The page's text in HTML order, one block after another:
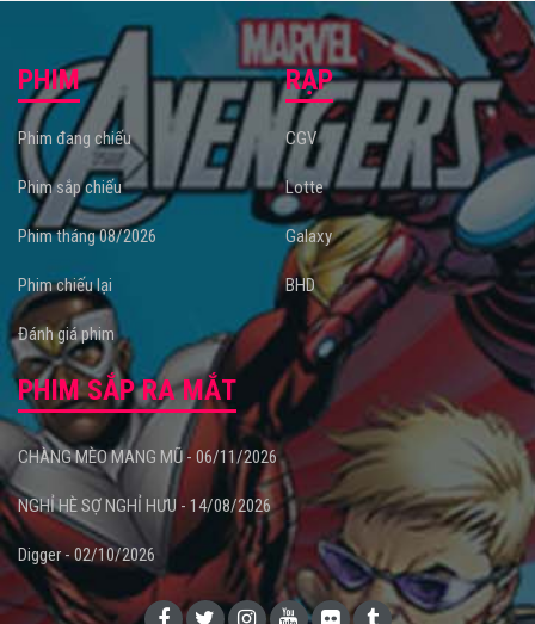
PHIM
Phim đang chiếu
Phim sắp chiếu
Phim tháng 08/2026
Phim chiếu lại
Đánh giá phim
RẠP
CGV
Lotte
Galaxy
BHD
PHIM SẮP RA MẮT
CHÀNG MÈO MANG MŨ - 06/11/2026
NGHỈ HÈ SỢ NGHỈ HƯU - 14/08/2026
Digger - 02/10/2026